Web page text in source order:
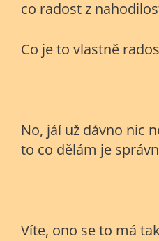
co radost z
Co je to vlastně
No, jáí už dávno nic
to co dělám je
Víte, ono se to má